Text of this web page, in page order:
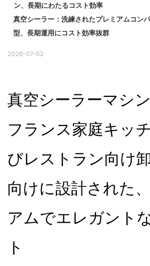
ン、長期にわたるコスト効率
真空シーラー：洗練されたプレミアムコン
型、長期運用にコスト効率抜群
2026-07-02
真空シーラーマシ
フランス家庭キッ
びレストラン向け
向けに設計された
アムでエレガント
ト